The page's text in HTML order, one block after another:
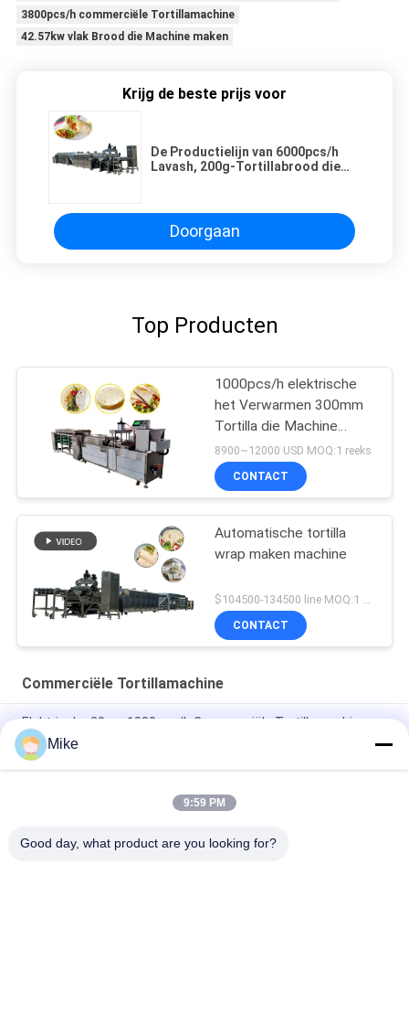
3800pcs/h commerciële Tortillamachine
42.57kw vlak Brood die Machine maken
Krijg de beste prijs voor
De Productielijn van 6000pcs/h
Lavash, 200g-Tortillabrood die
Doorgaan
Top Producten
1000pcs/h elektrische
het Verwarmen 300mm
Tortilla die Machine
maken
8900~12000 USD MOQ:1 reeks
CONTACT
Automatische tortilla
wrap maken machine
$104500-134500 line MOQ:1 REEKS
CONTACT
Commerciële Tortillamachine
Elektrische 30cm 1300pcs/h Commerciële Tortillamachine
25cm 3600pcs/h Machine van de Supermarkt de
Commerciële Tortilla
Sjalotpannekoek Lacha die Paratha tot Machine maken 3000
Mike
9:59 PM
Good day, what product are you looking for?